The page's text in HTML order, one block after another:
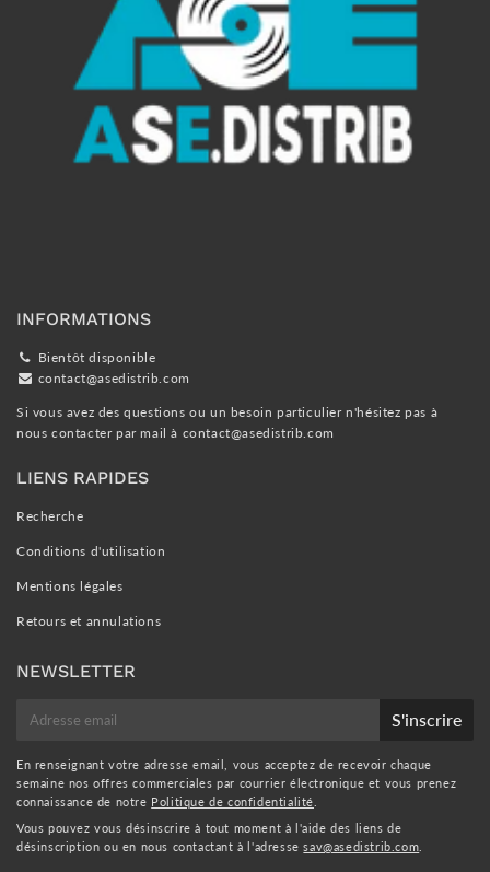
INFORMATIONS
Bientôt disponible
contact@asedistrib.com
Si vous avez des questions ou un besoin particulier n'hésitez pas à
nous contacter par mail à contact@asedistrib.com
LIENS RAPIDES
Recherche
Conditions d'utilisation
Mentions légales
Retours et annulations
NEWSLETTER
mail
S'inscrire
En renseignant votre adresse email, vous acceptez de recevoir chaque
semaine nos offres commerciales par courrier électronique et vous prenez
connaissance de notre Politique de confidentialité
Vous pouvez vous désinscrire à tout moment à l'aide des liens de
désinscription ou en nous contactant à l'adressesav@asedistrib.com